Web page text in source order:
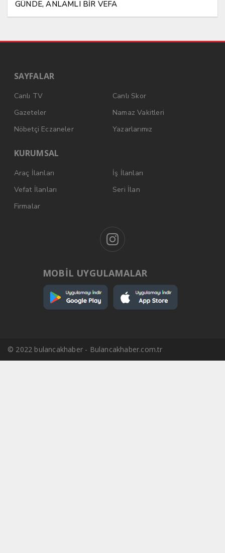
GÜNDE, ANLAMLI BİR VEFA
SAYFALAR
Canlı TV
Canlı Skor
Gazeteler
Namaz Vakitleri
Nöbetçi Eczaneler
Yazarlarımız
KURUMSAL
Araç İlanları
İş İlanları
Vefat İlanları
Seri İlan
Firmalar
MOBİL UYGULAMALAR
© 2022 bulancakhaber - Bulancakhaber.com.tr